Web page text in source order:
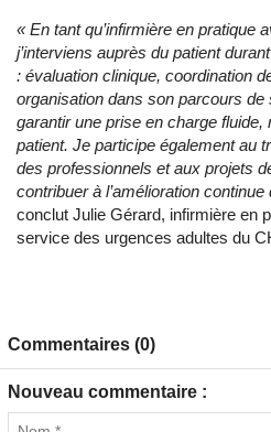
« En tant qu’infirmière en pratique
j’interviens auprès du patient
: évaluation clinique, coordination
organisation dans son parcours
garantir une prise en charge
patient. Je participe également au
des professionnels et aux projets
contribuer à l’amélioration
conclut Julie Gérard, infirmière en
service des urgences adultes du
Commentaires (0)
Nouveau commentaire :